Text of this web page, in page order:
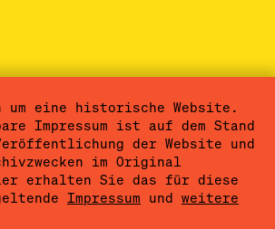
um eine historische Website.
Impressum ist auf dem Stand
der Website und
im Original
erhalten Sie das für diese
Impressum und weitere